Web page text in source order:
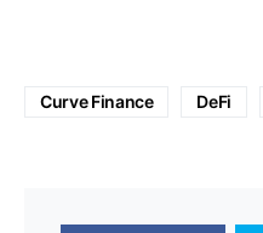
Curve Finance DeFi